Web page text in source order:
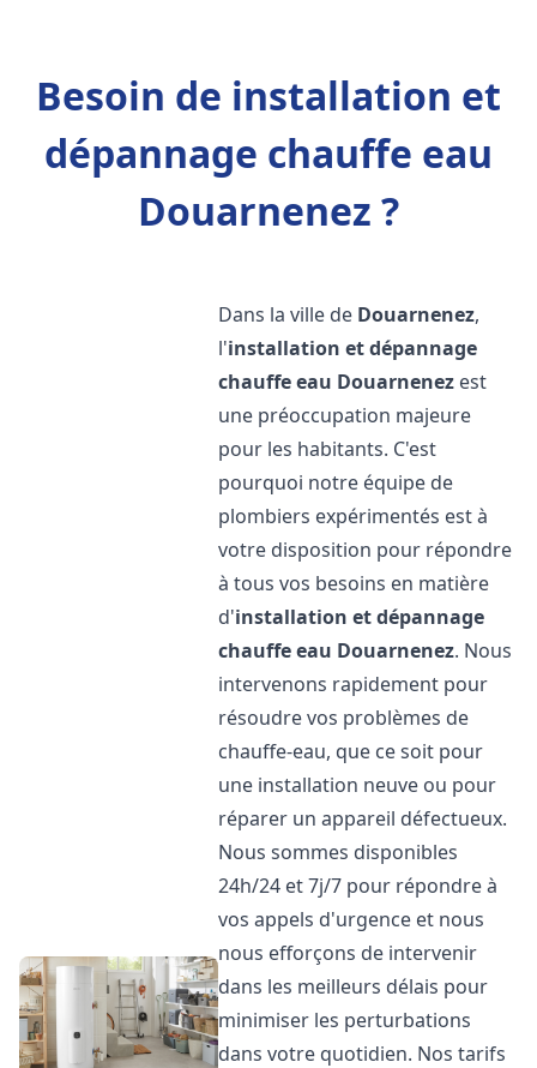
Besoin de installation et
dépannage chauffe eau
Douarnenez ?
Dans la ville de Douarnenez,
l'installation et dépannage
chauffe eau Douarnenez est
une préoccupation majeure
pour les habitants. C'est
pourquoi notre équipe de
plombiers expérimentés est à
votre disposition pour répondre
à tous vos besoins en matière
d'installation et dépannage
chauffe eau Douarnenez. Nous
intervenons rapidement pour
résoudre vos problèmes de
chauffe-eau, que ce soit pour
une installation neuve ou pour
réparer un appareil défectueux.
Nous sommes disponibles
24h/24 et 7j/7 pour répondre à
vos appels d'urgence et nous
nous efforçons de intervenir
dans les meilleurs délais pour
minimiser les perturbations
dans votre quotidien. Nos tarifs